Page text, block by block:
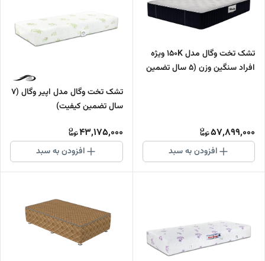
تشک تخت وگال مدل 150K ویژه
افراد سنگین وزن (5 سال تضمین
57,899,000
افزودن به سبد
تشک تخت وگال مدل اپیر وگال (7
سال تضمین کیفیت)
43,175,000
افزودن به سبد